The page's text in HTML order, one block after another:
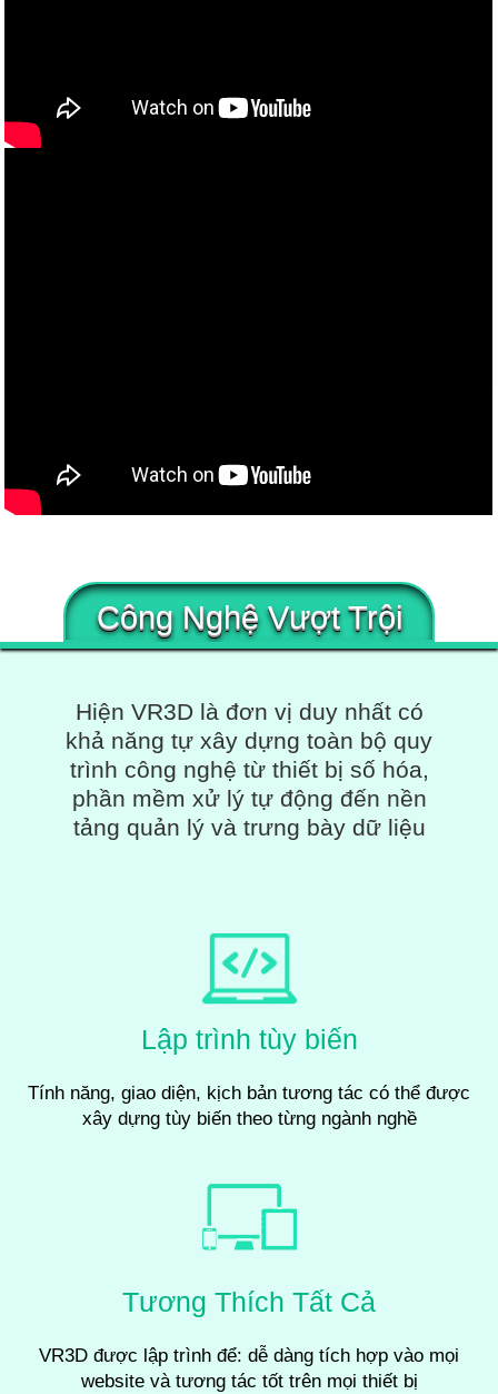
Công Nghệ Vượt Trội
Hiện VR3D là đơn vị duy nhất có
khả năng tự xây dựng toàn bộ quy
trình công nghệ từ thiết bị số hóa,
phần mềm xử lý tự động đến nền
tảng quản lý và trưng bày dữ liệu
Lập trình tùy biến
Tính năng, giao diện, kịch bản tương tác có thể được
xây dựng tùy biến theo từng ngành nghề
Tương Thích Tất Cả
VR3D được lập trình để: dễ dàng tích hợp vào mọi
website và tương tác tốt trên mọi thiết bị